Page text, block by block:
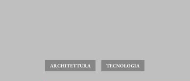
ARCHITETTURA TECNOLOGIA